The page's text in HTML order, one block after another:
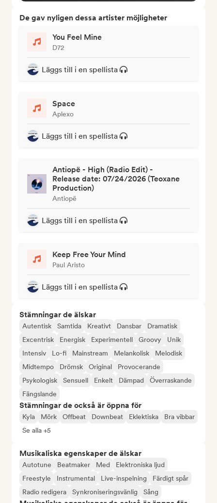
De gav nyligen dessa artister möjligheter
You Feel Mine
D72
Läggs till i en spellista
Space
Aplexo
Läggs till i en spellista
Antiopë - High (Radio Edit) -
Release date: 07/24/2026 (Teoxane
Production)
Antiopë
Läggs till i en spellista
Keep Free Your Mind
Paul Aristo
Läggs till i en spellista
Stämningar de älskar
Autentisk Samtida Kreativt Dansbar
Dramatisk
Excentrisk
Energisk Experimentell Groovy
Unik
Intensiv
Lo-fi Mainstream Melankolisk
Melodisk
Midtempo
Drömsk Original
Provocerande
Psykologisk
Sensuell Enkelt Dämpad
Överraskande
Fängslande
Stämningar de också är öppna för
Kyla Mörk Offbeat Downbeat Eklektiska
Bra vibbar
Se alla +5
Musikaliska egenskaper de älskar
Autotune Beatmaker Med
Elektroniska ljud
Freestyle
Instrumental Live-inspelning
Färdigt spår
Radio redigera
Synkroniseringsvänlig Sång